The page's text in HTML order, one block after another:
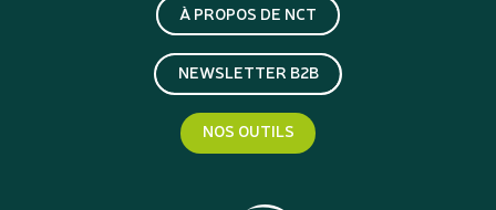
À PROPOS DE NCT
NEWSLETTER B2B
NOS OUTILS